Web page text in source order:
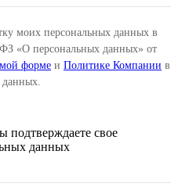
моих персональных данных в
«О персональных данных» от
форме и Политике Компании в
подтверждаете свое
данных